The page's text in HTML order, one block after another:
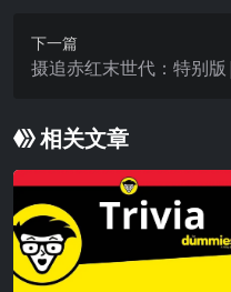
下一篇
摄追赤红末世代：特别
相关文章